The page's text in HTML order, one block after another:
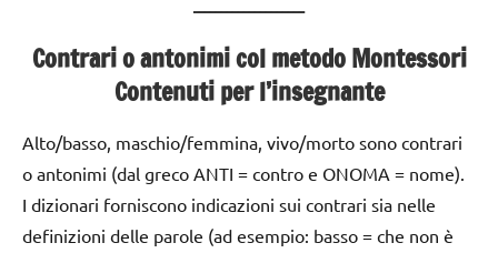
Contrari o antonimi col metodo Montessori
Contenuti per l’insegnante
Alto/basso, maschio/femmina, vivo/morto sono contrari
o antonimi (dal greco ANTI = contro e ONOMA = nome).
I dizionari forniscono indicazioni sui contrari sia nelle
definizioni delle parole (ad esempio: basso = che non è